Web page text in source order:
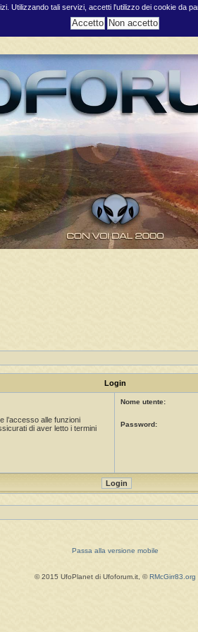
Utilizzando tali servizi, accetti l'utilizzo dei cookie da
Login
l’accesso alle funzioni
di aver letto i termini
Nome utente:
Password:
Passa alla versione mobile
© 2015 UfoPlanet di Ufoforum.it, © RMcGirr83.org